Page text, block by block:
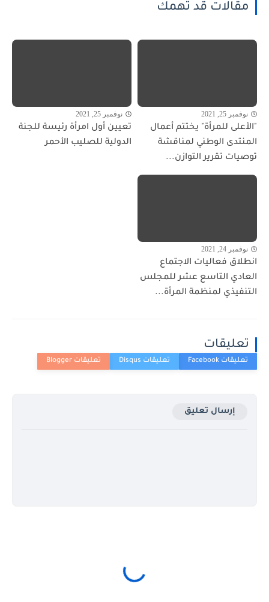
مقالات قد تهمك
نوفمبر 25, 2021
"الأعلى للمرأة" يختتم أعمال
المنتدى الوطني لمناقشة
توصيات تقرير التوازن...
نوفمبر 25, 2021
تعيين أول امرأة رئيسة للجنة
الدولية للصليب الأحمر
نوفمبر 24, 2021
انطلاق فعاليات الاجتماع
العادي التاسع عشر للمجلس
التنفيذي لمنظمة المرأة...
تعليقات
إرسال تعليق